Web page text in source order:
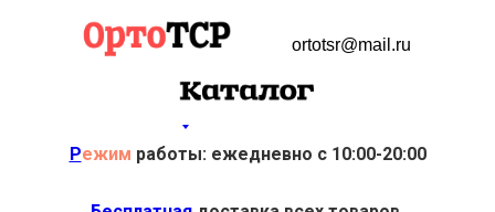
ortotsr@mail.ru
Режим работы: ежедневно с 10:00-20:00